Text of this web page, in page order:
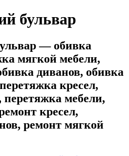
бульвар
— обивка
мягкой мебели,
диванов, обивка
кресел,
перетяжка мебели,
кресел,
ремонт мягкой